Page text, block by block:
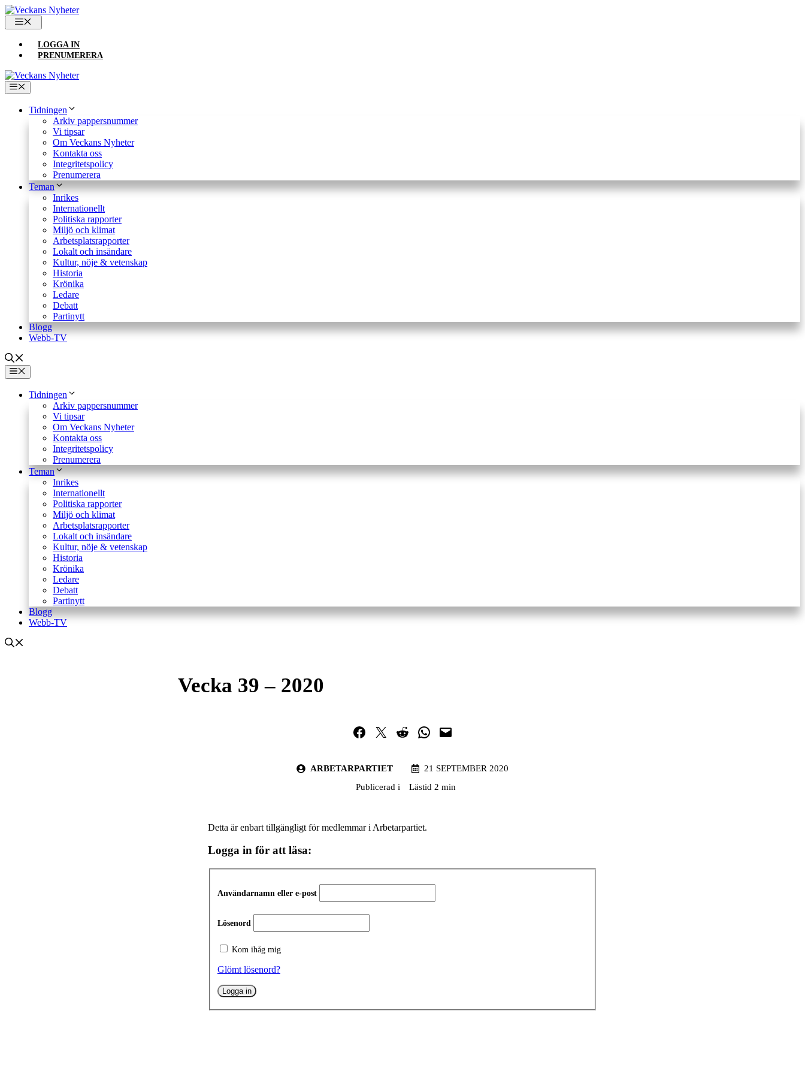
Hoppa
till
innehåll
LOGGA IN
PRENUMERERA
Meny
Tidningen
Arkiv pappersnummer
Vi tipsar
Om Veckans Nyheter
Kontakta oss
Integritetspolicy
Prenumerera
Teman
Inrikes
Internationellt
Politiska rapporter
Miljö och klimat
Arbetsplatsrapporter
Lokalt och insändare
Kultur, nöje & vetenskap
Historia
Krönika
Ledare
Debatt
Partinytt
Blogg
Webb-TV
Meny
Tidningen
Arkiv pappersnummer
Vi tipsar
Om Veckans Nyheter
Kontakta oss
Integritetspolicy
Prenumerera
Teman
Inrikes
Internationellt
Politiska rapporter
Miljö och klimat
Arbetsplatsrapporter
Lokalt och insändare
Kultur, nöje & vetenskap
Historia
Krönika
Ledare
Debatt
Partinytt
Blogg
Webb-TV
Vecka 39 – 2020
Dela på Facebook
Dela på TwitterDela på RedditDela i WhatsApp
Maila en länk
ARBETARPARTIET
21 SEPTEMBER 2020
Publicerad i
Lästid 2 min
Detta är enbart tillgängligt för medlemmar i Arbetarpartiet.
Logga in för att läsa:
Användarnamn eller e-post
Lösenord
Kom ihåg mig
Glömt lösenord?